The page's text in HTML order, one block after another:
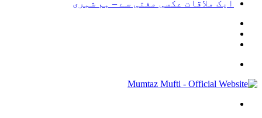
ایک ملاقات عکسی مفتی سے – ہم شہری